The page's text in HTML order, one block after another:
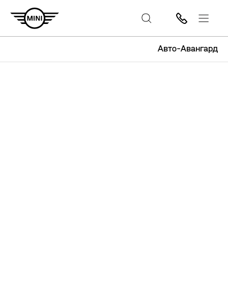
Авто-Авангард